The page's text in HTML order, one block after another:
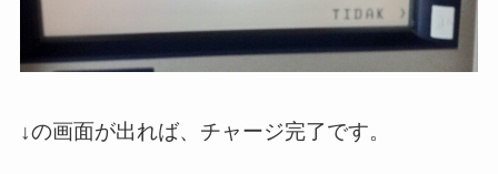
↓の画面が出れば、チャージ完了です。